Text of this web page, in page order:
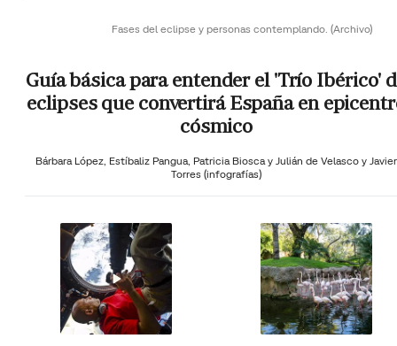
Fases del eclipse y personas contemplando. (Archivo)
Guía básica para entender el 'Trío Ibérico'
eclipses que convertirá España en
cósmico
Bárbara López, Estíbaliz Pangua, Patricia Biosca y Julián de Velasco y Javier
Torres (infografías)